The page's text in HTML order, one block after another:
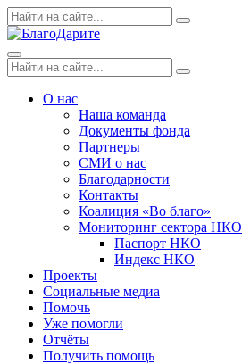
Skip
to
Поиск
по:
Search
Menu
Поиск
по:
Search
О нас
Наша команда
Документы фонда
Партнеры
СМИ о нас
Благодарности
Контакты
Коалиция «Во благо»
Мониторинг сектора НКО
Паспорт НКО
Индекс НКО
Проекты
Социальные медиа
Помочь
Уже помогли
Отчёты
Получить помощь